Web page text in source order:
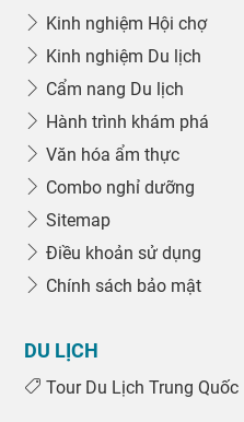
Kinh nghiệm Hội chợ
Kinh nghiệm Du lịch
Cẩm nang Du lịch
Hành trình khám phá
Văn hóa ẩm thực
Combo nghỉ dưỡng
Sitemap
Điều khoản sử dụng
Chính sách bảo mật
DU LỊCH
Tour Du Lịch Trung Quốc